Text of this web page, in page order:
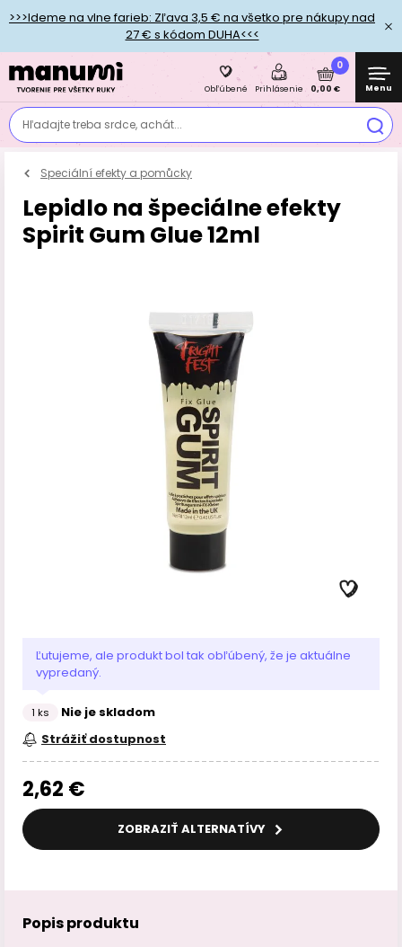
>>>Ideme na vlne farieb: Zľava 3,5 € na všetko pre nákupy nad
27 € s kódom DUHA<<<
Hľadajte treba srdce, achát...
Obľúbené Prihlásenie
0
0,00 € Menu
Speciální efekty a pomůcky
Lepidlo na špeciálne efekty
Spirit Gum Glue 12ml
Ľutujeme, ale produkt bol tak obľúbený, že je aktuálne
vypredaný.
1 ks
Nie je skladom
Strážiť dostupnost
2,62 €
ZOBRAZIŤ ALTERNATÍVY
Popis produktu